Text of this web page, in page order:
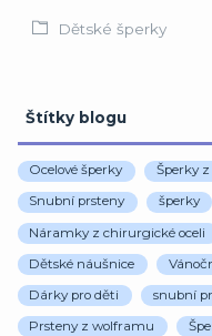
Dětské šperky
Štítky blogu
Ocelové šperky Šperky
Snubní prsteny šperky
Náramky z chirurgické oceli
Dětské náušnice
Dárky pro děti snubní
Prsteny z wolframu